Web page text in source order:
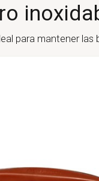
para mantener